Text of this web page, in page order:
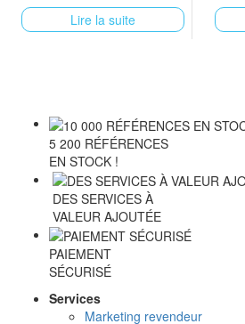
Lire la suite
5 200 RÉFÉRENCES
EN STOCK !
DES SERVICES À
VALEUR AJOUTÉE
PAIEMENT
SÉCURISÉ
Services
Marketing revendeur